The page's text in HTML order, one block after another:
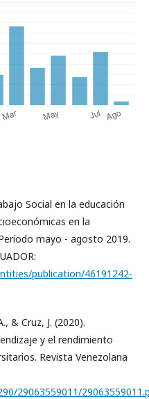
Social en la educación
en la
mayo - agosto 2019.
publication/46191242-
& Cruz, J. (2020).
y el rendimiento
Revista Venezolana
29063559011/